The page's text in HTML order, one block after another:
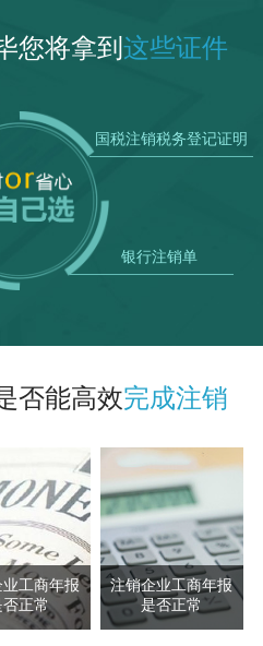
您将拿到 这些证件
国税注销税务登记证明
银行注销单
否能高效完成注销
工商年报
否正常
注销企业工商年报
是否正常